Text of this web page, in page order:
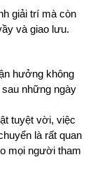
giải trí mà còn
và giao lưu.
hưởng không
những ngày
tuyệt vời, việc
là rất quan
mọi người tham